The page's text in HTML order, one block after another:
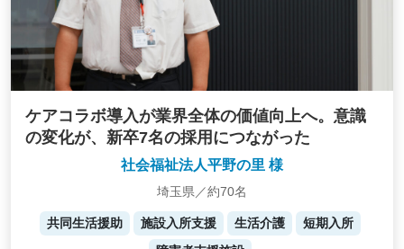
ケアコラボ導入が業界全体の価値向上へ。意識
の変化が、新卒7名の採用につながった
社会福祉法人平野の里 様
埼玉県／約70名
共同生活援助 施設入所支援 生活介護
短期入所